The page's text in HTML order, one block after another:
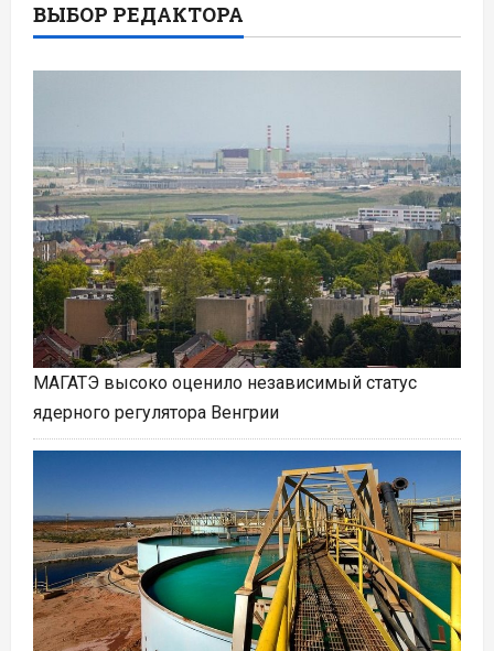
ВЫБОР РЕДАКТОРА
МАГАТЭ высоко оценило независимый статус
ядерного регулятора Венгрии